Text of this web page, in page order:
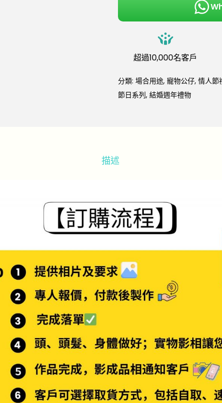
超過10,000名客戶
分類: 場合用途, 寵物公仔, 情人節
節日系列, 結婚週年禮物
描述